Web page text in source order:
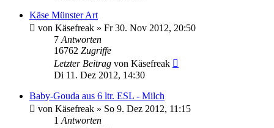
Käse Münster Art
von Käsefreak » Fr 30. Nov 2012, 20:50
7 Antworten
16762 Zugriffe
Letzter Beitrag von Käsefreak
Di 11. Dez 2012, 14:30
Baby-Gouda aus 6 ltr. ESL - Milch
von Käsefreak » So 9. Dez 2012, 11:15
1 Antworten